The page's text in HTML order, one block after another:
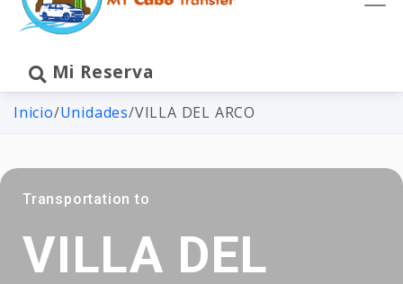
Mi Reserva
Inicio/Unidades/VILLA DEL ARCO
Transportation to
VILLA DEL